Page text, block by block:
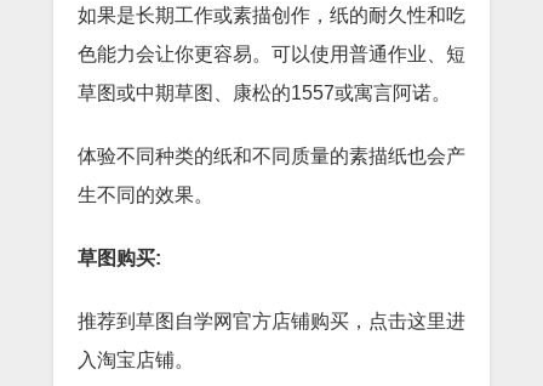
如果是长期工作或素描创作，纸的耐久性和吃
色能力会让你更容易。可以使用普通作业、短
草图或中期草图、康松的1557或寓言阿诺。
体验不同种类的纸和不同质量的素描纸也会产
生不同的效果。
草图购买:
推荐到草图自学网官方店铺购买，点击这里进
入淘宝店铺。